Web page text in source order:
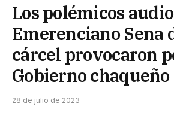
Los polémicos
Emerenciano Sena
cárcel provocaron
Gobierno chaqueño
28 de julio de 2023